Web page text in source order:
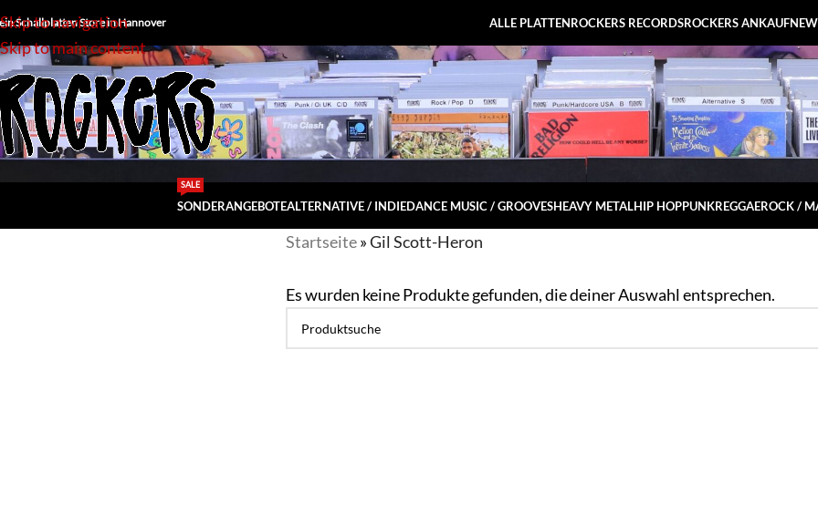
Skip to navigation
Skip to main content
Schallplatten Store in Hannover ALLE PLATTENROCKERS RECORDSROCKERS ANKAUF
SONDERANGEBOTE
SALE
ALTERNATIVE / INDIEDANCE MUSIC / GROOVESHEAVY METALHIP HOPPUNKREGGAEROCK /
Startseite»Gil Scott-Heron
Es wurden keine Produkte gefunden, die deiner Auswahl entsprechen.